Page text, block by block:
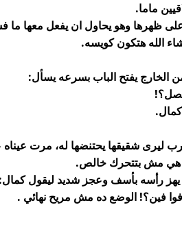
ماما.
على ظهرها وهو يحاول ان يفعل معها
الله هتكون كويسه.
الخارج يفتح الباب بسرعه يسأل:
ليرى شقيقها يحتنضها له، مرت
هي مش بتتحرك خالص.
يهز رأسه بأسف وعجز شديد ليقول كمال:
فين؟! الوضع ده مش مريح نهائي .